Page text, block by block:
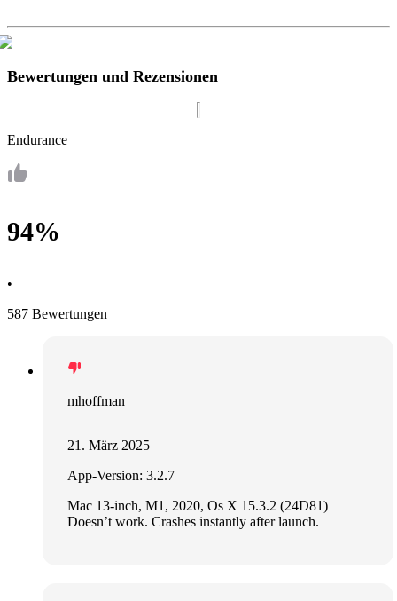
Bewertungen und Rezensionen
Endurance
94%
•
587 Bewertungen
mhoffman
21. März 2025
App-Version: 3.2.7
Mac 13-inch, M1, 2020, Os X 15.3.2 (24D81)
Doesn’t work. Crashes instantly after launch.